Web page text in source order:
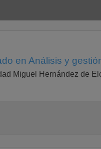
en Análisis y
Miguel Hernández de